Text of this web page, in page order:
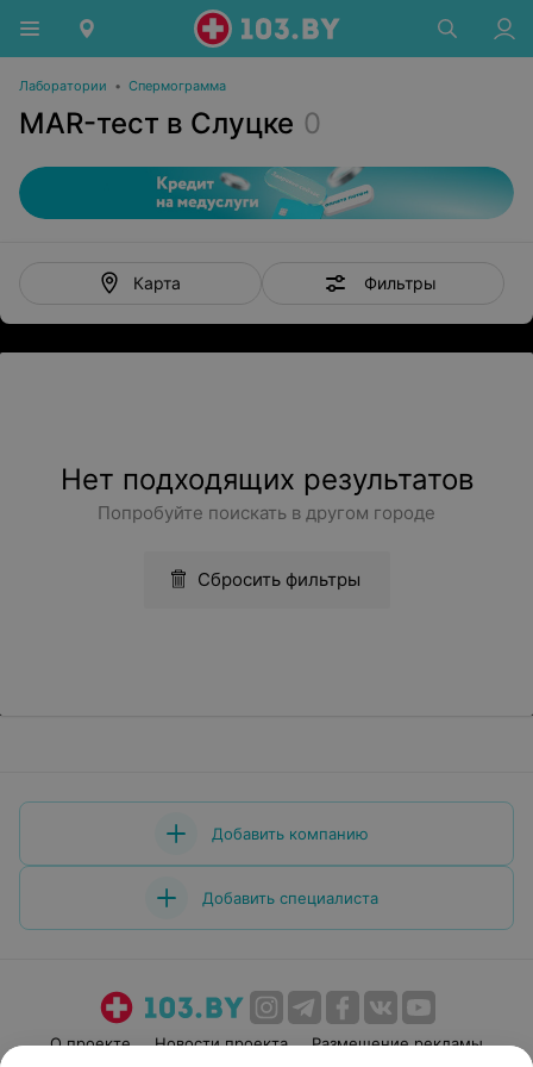
Лаборатории • Спермограмма
MAR-тест в Слуцке 0
Карта Фильтры
Нет подходящих результатов
Попробуйте поискать в другом городе
Сбросить фильтры
Добавить компанию
Добавить специалиста
О проекте Новости проекта Размещение рекламы